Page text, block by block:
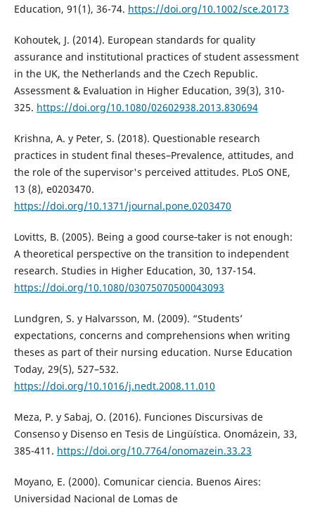
Education, 91(1), 36-74. https://doi.org/10.1002/sce.20173
Kohoutek, J. (2014). European standards for quality
assurance and institutional practices of student assessment
in the UK, the Netherlands and the Czech Republic.
Assessment & Evaluation in Higher Education, 39(3), 310-
325. https://doi.org/10.1080/02602938.2013.830694
Krishna, A. y Peter, S. (2018). Questionable research
practices in student final theses–Prevalence, attitudes, and
the role of the supervisor's perceived attitudes. PLoS ONE,
13 (8), e0203470.
https://doi.org/10.1371/journal.pone.0203470
Lovitts, B. (2005). Being a good course‐taker is not enough:
A theoretical perspective on the transition to independent
research. Studies in Higher Education, 30, 137-154.
https://doi.org/10.1080/03075070500043093
Lundgren, S. y Halvarsson, M. (2009). “Students’
expectations, concerns and comprehensions when writing
theses as part of their nursing education. Nurse Education
Today, 29(5), 527–532.
https://doi.org/10.1016/j.nedt.2008.11.010
Meza, P. y Sabaj, O. (2016). Funciones Discursivas de
Consenso y Disenso en Tesis de Lingüística. Onomázein, 33,
385-411. https://doi.org/10.7764/onomazein.33.23
Moyano, E. (2000). Comunicar ciencia. Buenos Aires:
Universidad Nacional de Lomas de